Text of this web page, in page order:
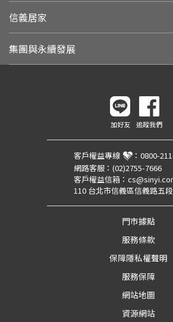
信義居家
集團與永續發展
加好友 追蹤我們
客戶權益專線 ： 0800-
網路客服： (02)2755-7666
客戶權益信箱：
110 台北市信義區信義路五
門市據點
服務條款
保障隱私權聲明
服務保障
網站地圖
資源網站